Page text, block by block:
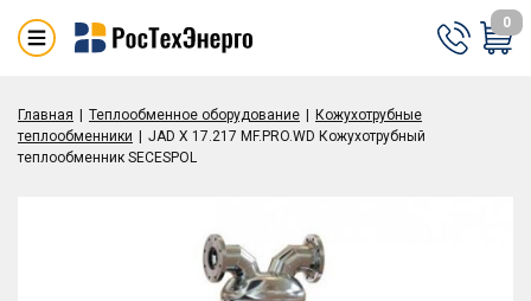
0
Главная Теплообменное оборудование
Кожухотрубные
теплообменники
JAD X 17.217 MF.PRO.WD Кожухотрубный
теплообменник SECESPOL